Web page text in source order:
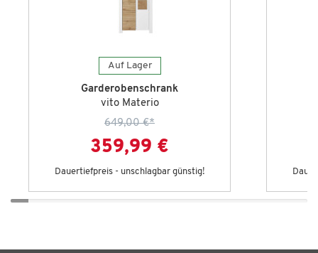
Auf Lager
Garderobenschrank
vito Materio
649,00 €*
359,99 €
Dauertiefpreis - unschlagbar günstig!